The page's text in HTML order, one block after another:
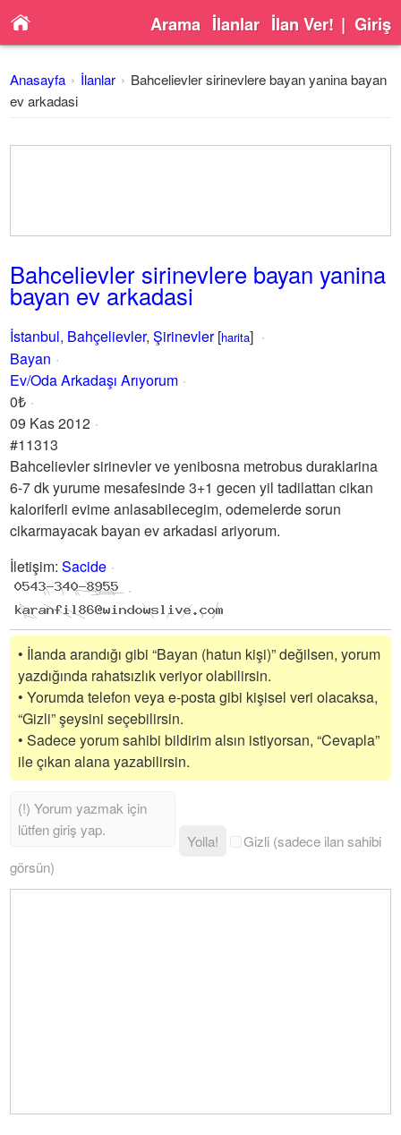
Arama İlanlar İlan Ver! | Giriş
Anasayfa İlanlar
Bahcelievler sirinevlere bayan yanina bayan
ev arkadasi
Bahcelievler sirinevlere bayan yanina
bayan ev arkadasi
İstanbul, Bahçelievler,Şirinevler[harita]
Bayan
Ev/Oda Arkadaşı Arıyorum
0₺
09 Kas 2012
#11313
Bahcelievler sirinevler ve yenibosna metrobus duraklarina
6-7 dk yurume mesafesinde 3+1 gecen yil tadilattan cikan
kaloriferli evime anlasabilecegim, odemelerde sorun
cikarmayacak bayan ev arkadasi ariyorum.
İletişim:Sacide
• İlanda arandığı gibi “Bayan (hatun kişi)” değilsen, yorum
yazdığında rahatsızlık veriyor olabilirsin.
• Yorumda telefon veya e-posta gibi kişisel veri olacaksa,
“Gizli” şeysini seçebilirsin.
• Sadece yorum sahibi bildirim alsın istiyorsan, “Cevapla”
ile çıkan alana yazabilirsin.
Yolla!
Gizli (sadece ilan sahibi
görsün)